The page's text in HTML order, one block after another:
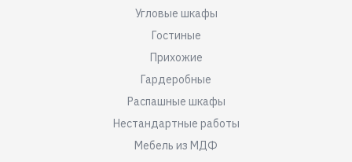
Угловые шкафы
Гостиные
Прихожие
Гардеробные
Распашные шкафы
Нестандартные работы
Мебель из МДФ